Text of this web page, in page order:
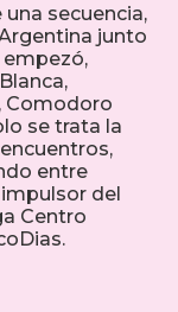
secuencia,
junto
empezó,
Comodoro
se trata la
entre
del
Centro